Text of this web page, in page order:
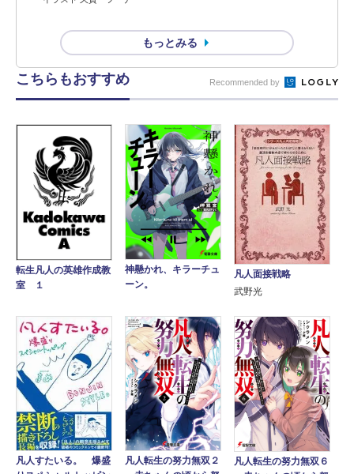
もっとみる
こちらもおすすめ Recommended by
転生凡人の英雄作成教
室 １
神懸かれ、キラーチュ
ーン。
凡人面接戦略
武野光
凡人すたいる。 爆盛
凡人転生の努力無双２
凡人転生の努力無双６